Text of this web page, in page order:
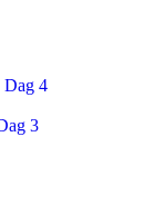
Dag 4
3